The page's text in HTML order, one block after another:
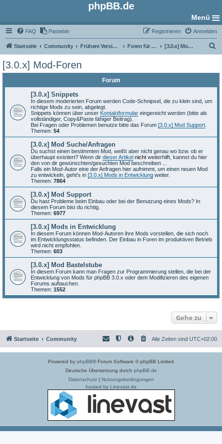
phpBB.de
Menü
FAQ Pastebin Anmelden
Registrieren
Startseite Community Frühere Versionen Foren für phpBB 3.0 [3.0.x] Mod-Foren
[3.0.x] Mod-Foren
Forum
[3.0.x] Snippets
In diesem moderierten Forum werden Code-Schnipsel, die zu klein sind, um
richtige Mods zu sein, abgelegt.
Snippets können über unser Kontaktformular eingereicht werden (bitte als
vollständiger, Copy&Paste fähiger Beitrag).
Bei Fragen oder Problemen benutze bitte das Forum [3.0.x] Mod Support
Themen: 54
[3.0.x] Mod Suche/Anfragen
Du suchst einen bestimmten Mod, weißt aber nicht genau wo bzw. ob er
überhaupt existiert? Wenn dir dieser Artikel nicht weiterhilft, kannst du hier
den von dir gewünschten/gesuchten Mod beschreiben ...
Falls ein Mod-Autor eine der Anfragen hier aufnimmt, um einen neuen Mod
zu entwickeln, geht's in [3.0.x] Mods in Entwicklung weiter.
Themen: 7864
[3.0.x] Mod Support
Du hast Probleme beim Einbau oder bei der Benutzung eines Mods? In
diesem Forum bist du richtig.
Themen: 6977
[3.0.x] Mods in Entwicklung
In diesem Forum können Mod-Autoren ihre Mods vorstellen, die sich noch
im Entwicklungsstatus befinden. Der Einbau in Foren im produktiven Betrieb
wird nicht empfohlen.
Themen: 603
[3.0.x] Mod Bastelstube
In diesem Forum kann man Fragen zur Programmierung stellen, die bei der
Entwicklung von Mods für phpBB 3.0.x oder dem Modifizieren des eigenen
Forums auftauchen.
Themen: 1552
Gehe zu
Startseite Community Alle Zeiten sind UTC+02:00
Powered by phpBB® Forum Software © phpBB Limited
Deutsche Übersetzung durch phpBB.de
Datenschutz| Nutzungsbedingungen
hosted by Linevast.de